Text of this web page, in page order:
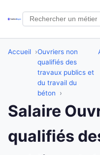
Accueil
Ouvriers non
qualifiés des
travaux publics et
du travail du
béton
Salaire
qualifiés